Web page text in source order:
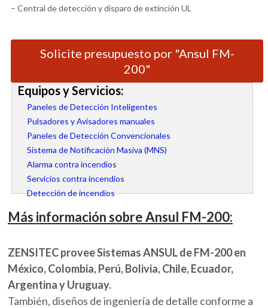
– Central de detección y disparo de extinción UL
Solicite presupuesto por "Ansul FM-
200"
Equipos y Servicios:
Paneles de Detección Inteligentes
Pulsadores y Avisadores manuales
Paneles de Detección Convencionales
Sistema de Notificación Masiva (MNS)
Alarma contra incendios
Servicios contra incendios
Detección de incendios
Más información sobre Ansul FM-200:
ZENSITEC provee Sistemas ANSUL de FM-200 en
México, Colombia, Perú, Bolivia, Chile, Ecuador,
Argentina y Uruguay.
También, diseños de ingeniería de detalle conforme a